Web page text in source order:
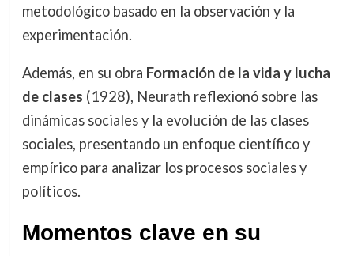
metodológico basado en la observación y la
experimentación.
Además, en su obra Formación de la vida y lucha
de clases (1928), Neurath reflexionó sobre las
dinámicas sociales y la evolución de las clases
sociales, presentando un enfoque científico y
empírico para analizar los procesos sociales y
políticos.
Momentos clave en su